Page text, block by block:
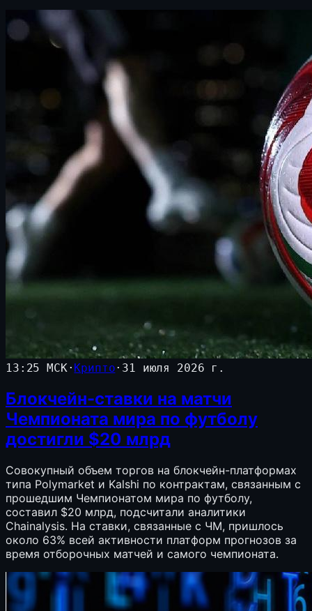
13:25 МСК· Крипто· 31 июля 2026 г.
Блокчейн-ставки на матчи
Чемпионата мира по футболу
достигли $20 млрд
Совокупный объем торгов на блокчейн-платформах
типа Polymarket и Kalshi по контрактам, связанным с
прошедшим Чемпионатом мира по футболу,
составил $20 млрд, подсчитали аналитики
Chainalysis. На ставки, связанные с ЧМ, пришлось
около 63% всей активности платформ прогнозов за
время отборочных матчей и самого чемпионата.